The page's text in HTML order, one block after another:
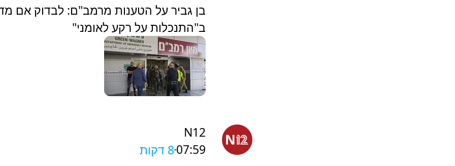
‏בן גביר על הטענות מרמב"ם: לבדוק אם
ב"התנכלות על רקע לאומני"
N12
07:598 דקות